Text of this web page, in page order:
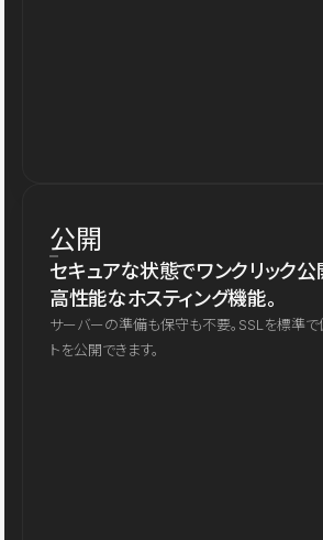
公開
セキュアな状態でワンクリック公
高性能なホスティング機能。
サーバーの準備も保守も不要。SSLを標準で
トを公開できます。